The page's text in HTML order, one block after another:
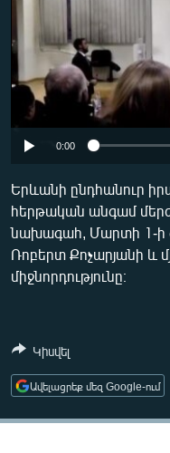
ՏԱՐԱԾԱՇՐՋԱՆ
ՄԻՋԱԶԳԱՅԻՆ
ՄՇԱԿՈՒՅԹ
ՍՊՈՐՏ
ՄԵԿՆԱԲԱՆՈՒԹՅՈՒՆ
ՏՏ ԵՒ ԻՆՏԵՐՆԵՏ
ԿՈՐՈՆԱՎԻՐՈՒՍ
ԱՐԽԻՎ
ՏԵՍԱՆՅՈՒԹԵՐ
ՁԳՏԵԼՈՎ
ՓՈԴՔԱՍԹ
Հայերեն
No media
0:00
Երևանի ընդհանուր
հերթական անգամ
նախագահ, Մարտի 1-ի
Ռոբերտ Քոչարյանի և
միջնորդությունը։
Կիսվել
Ավելացրեք մեզ Google-ում